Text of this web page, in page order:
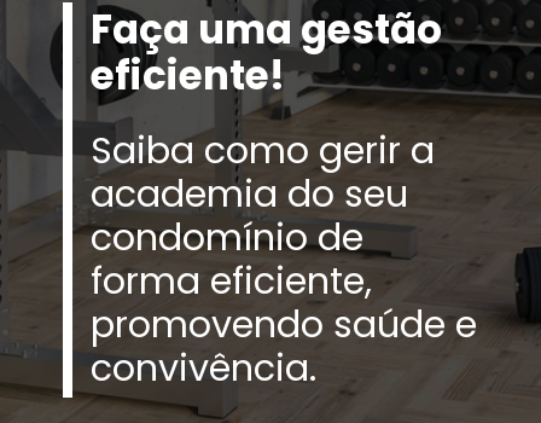
Saiba como gerir a
academia do seu
condomínio de
forma eficiente,
promovendo saúde e
convivência.
Faça uma gestão
eficiente!